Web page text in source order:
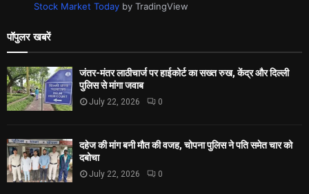
Stock Market Today by TradingView
पॉपुलर खबरें
जंतर-मंतर लाठीचार्ज पर हाईकोर्ट का सख्त रुख, केंद्र और दिल्ली
पुलिस से मांगा जवाब
July 22, 2026 0
दहेज की मांग बनी मौत की वजह, चोपना पुलिस ने पति समेत चार को
दबोचा
July 22, 2026 0